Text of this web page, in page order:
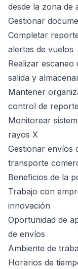
desde la zona de
Gestionar
Completar
alertas de vuelos
Realizar escaneo
salida y
Mantener
control de
Monitorear
rayos X
Gestionar envíos
transporte
Beneficios de la
Trabajo con
innovación
Oportunidad de
de envíos
Ambiente de
Horarios de